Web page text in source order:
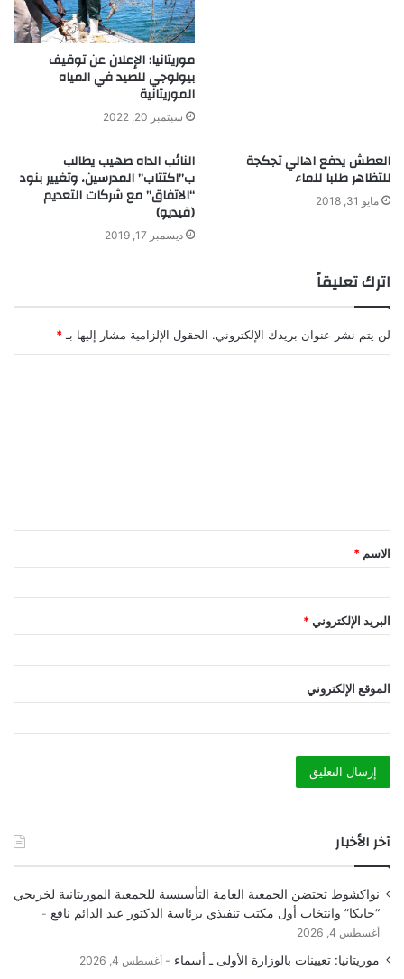
موريتانيا: الإعلان عن توقيف
بيولوجي للصيد في المياه
الموريتانية
سبتمبر 20, 2022
العطش يدفع اهالي تجكجة
للتظاهر طلبا للماء
مايو 31, 2018
النائب الداه صهيب يطالب
ب”اكتتاب” المدرسين، وتغيير بنود
“الاتفاق” مع شركات التعديم
(فيديو)
ديسمبر 17, 2019
اترك تعليقاً
لن يتم نشر عنوان بريدك الإلكتروني. الحقول الإلزامية مشار إليها بـ *
الاسم*
البريد الإلكتروني*
الموقع الإلكتروني
آخر الأخبار
نواكشوط تحتضن الجمعية العامة التأسيسية للجمعية الموريتانية لخريجي
“جايكا” وانتخاب أول مكتب تنفيذي برئاسة الدكتور عبد الدائم نافع
أغسطس 4, 2026
موريتانيا: تعيينات بالوزارة الأولى ـ أسماء أغسطس 4, 2026